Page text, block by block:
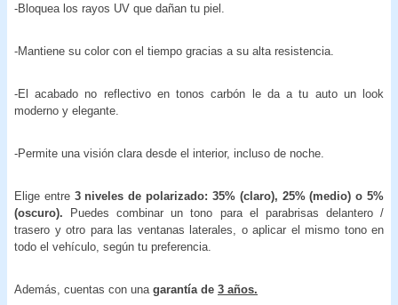
-Bloquea los rayos UV que dañan tu piel.
-Mantiene su color con el tiempo gracias a su alta resistencia.
-El acabado no reflectivo en tonos carbón le da a tu auto un look
moderno y elegante.
-Permite una visión clara desde el interior, incluso de noche.
Elige entre 3 niveles de polarizado: 35% (claro), 25% (medio) o 5%
(oscuro). Puedes combinar un tono para el parabrisas delantero /
trasero y otro para las ventanas laterales, o aplicar el mismo tono en
todo el vehículo, según tu preferencia.
Además, cuentas con una garantía de 3 años.